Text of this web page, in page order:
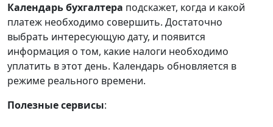
Календарьбухгалтера подскажет, когда и какой
платеж необходимо совершить. Достаточно
выбрать интересующую дату, и появится
информация о том, какие налоги необходимо
уплатить в этот день. Календарь обновляется в
режиме реального времени.
Полезные сервисы: